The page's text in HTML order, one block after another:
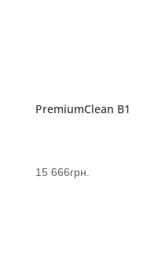
PremiumClean В1
15 666грн.